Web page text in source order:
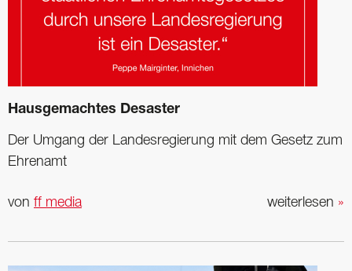
Hausgemachtes Desaster
Der Umgang der Landesregierung mit dem Gesetz zum
Ehrenamt
weiterlesen »
von ff media